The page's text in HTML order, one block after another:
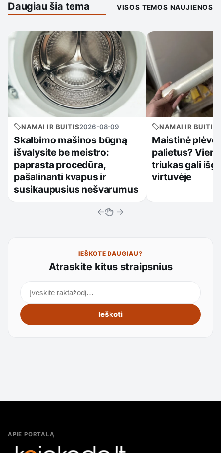
Daugiau šia tema VISOS TEMOS NAUJIENOS
NAMAI IR BUITIS2026-08-09
Skalbimo mašinos būgną
išvalysite be meistro:
paprasta procedūra,
pašalinanti kvapus ir
susikaupusius nešvarumus
NAMAI IR BUITIS
Maistinė
palietus?
triukas gali
virtuvėje
← →
IEŠKOTE DAUGIAU?
Atraskite kitus straipsnius
Ieškoti
APIE PORTALĄ